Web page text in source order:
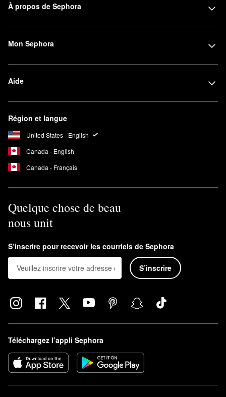
À propos de Sephora
Mon Sephora
Aide
Région et langue
United States - English
Canada - English
Canada - Français
Quelque chose de beau
nous unit
S’inscrire pour recevoir les courriels de Sephora
S’inscrire
Téléchargez l’appli Sephora